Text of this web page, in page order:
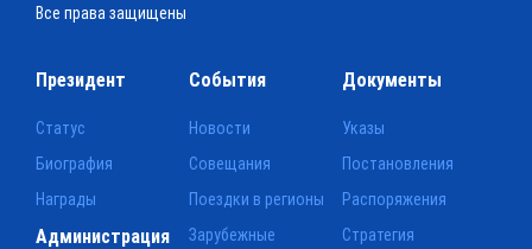
Все права защищены
Президент
Статус
Биография
Награды
События
Новости
Совещания
Поездки в регионы
Зарубежные
Документы
Указы
Постановления
Распоряжения
Стратегия
Администрация